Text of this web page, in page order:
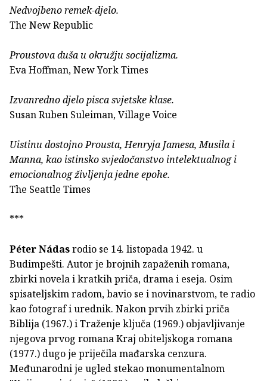
Nedvojbeno remek-djelo.
The New Republic
Proustova duša u okružju socijalizma.
Eva Hoffman, New York Times
Izvanredno djelo pisca svjetske klase.
Susan Ruben Suleiman, Village Voice
Uistinu dostojno Prousta, Henryja Jamesa, Musila i
Manna, kao istinsko svjedočanstvo intelektualnog i
emocionalnog življenja jedne epohe.
The Seattle Times
***
Péter Nádasrodio se 14. listopada 1942. u
Budimpešti. Autor je brojnih zapaženih romana,
zbirki novela i kratkih priča, drama i eseja. Osim
spisateljskim radom, bavio se i novinarstvom, te radio
kao fotograf i urednik. Nakon prvih zbirki priča
Biblija (1967.) i Traženje ključa (1969.) objavljivanje
njegova prvog romana Kraj obiteljskoga romana
(1977.) dugo je priječila mađarska cenzura.
Međunarodni je ugled stekao monumentalnom